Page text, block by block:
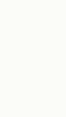
Camping Le
Une